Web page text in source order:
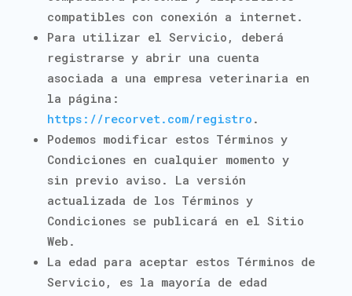
compatibles con conexión a internet.
Para utilizar el Servicio, deberá
registrarse y abrir una cuenta
asociada a una empresa veterinaria en
la página:
https://recorvet.com/registro .
Podemos modificar estos Términos y
Condiciones en cualquier momento y
sin previo aviso. La versión
actualizada de los Términos y
Condiciones se publicará en el Sitio
Web.
La edad para aceptar estos Términos de
Servicio, es la mayoría de edad